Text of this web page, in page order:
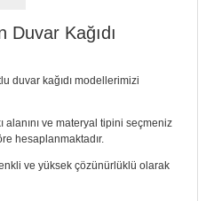
Duvar Kağıdı
duvar kağıdı modellerimizi
alanını ve materyal tipini seçmeniz
hesaplanmaktadır.
ve yüksek çözünürlüklü olarak